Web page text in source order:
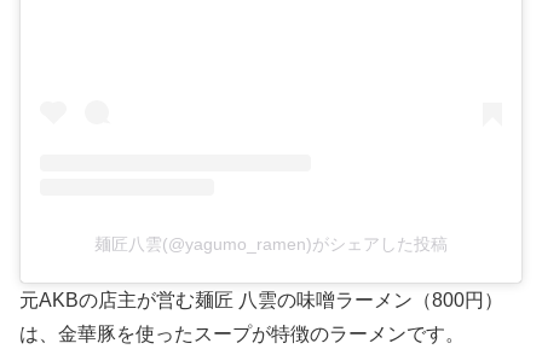
麺匠八雲(@yagumo_ramen)がシェアした投稿
元AKBの店主が営む麺匠 八雲の味噌ラーメン（800円）
は、金華豚を使ったスープが特徴のラーメンです。